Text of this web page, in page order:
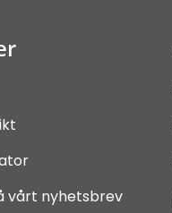
vårt nyhetsbrev